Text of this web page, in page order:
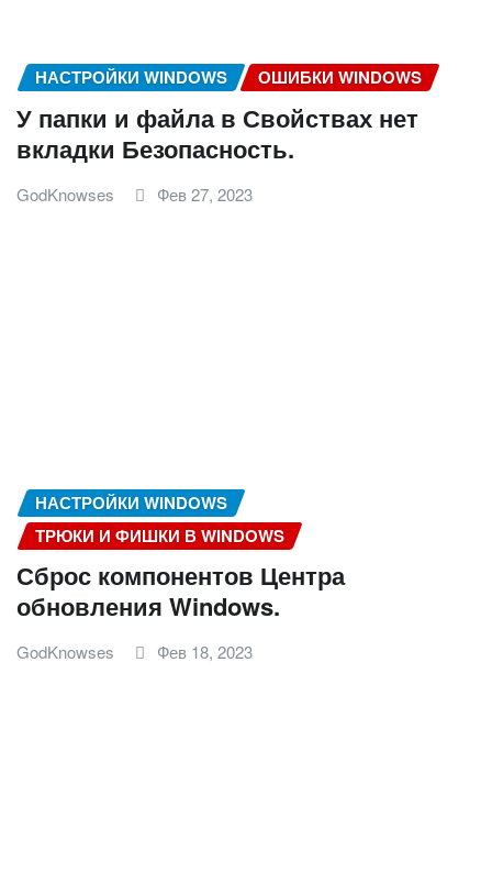
НАСТРОЙКИ WINDOWS ОШИБКИ WINDOWS
У папки и файла в Свойствах нет
вкладки Безопасность.
GodKnowses Фев 27, 2023
НАСТРОЙКИ WINDOWS
ТРЮКИ И ФИШКИ В WINDOWS
Сброс компонентов Центра
обновления Windows.
GodKnowses Фев 18, 2023